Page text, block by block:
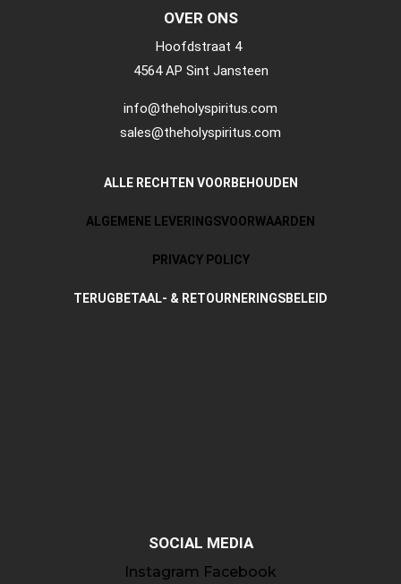
OVER ONS
Hoofdstraat 4
4564 AP Sint Jansteen
info@theholyspiritus.com
sales@theholyspiritus.com
ALLE RECHTEN VOORBEHOUDEN
ALGEMENE LEVERINGSVOORWAARDEN
PRIVACY POLICY
TERUGBETAAL- & RETOURNERINGSBELEID
SOCIAL MEDIA
Instagram Facebook